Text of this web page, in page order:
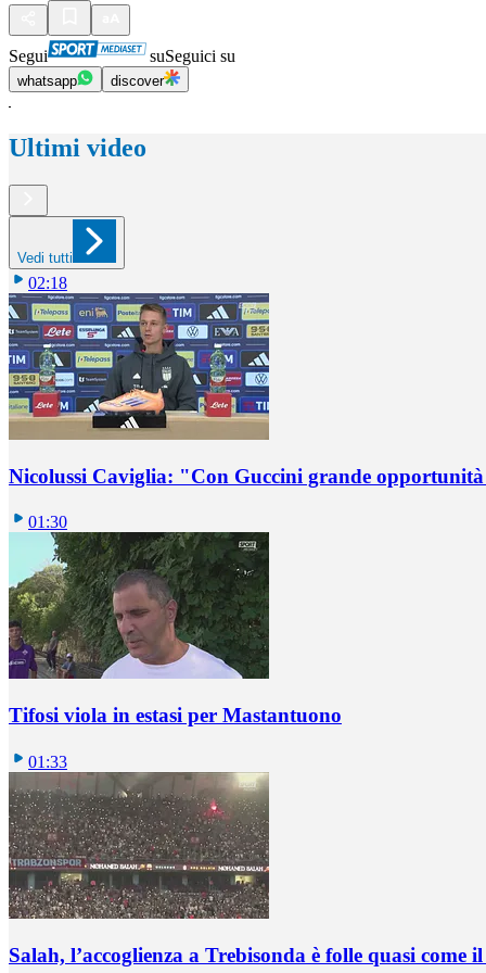
Segui suSeguici su
whatsapp discover
Ultimi video
Vedi tutti
02:18
Nicolussi Caviglia: "Con Guccini grande
01:30
Tifosi viola in estasi per Mastantuono
01:33
Salah, l’accoglienza a Trebisonda è folle quasi come